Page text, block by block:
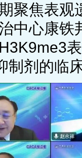
聚焦表
中心康
制剂的临